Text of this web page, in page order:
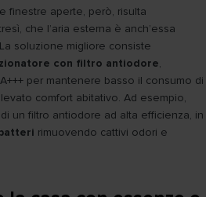
finestre aperte, però, risulta
che l’aria esterna è anch’essa
soluzione migliore consiste
con filtro antiodore,
per mantenere basso il consumo di
comfort abitativo. Ad esempio,
un filtro antiodore ad alta efficienza, in
rimuovendo cattivi odori e